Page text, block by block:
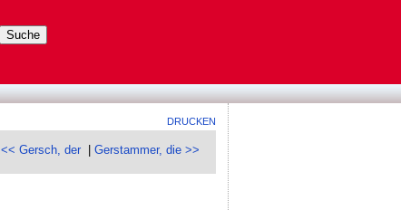
DRUCKEN
<< Gersch, der |Gerstammer, die >>